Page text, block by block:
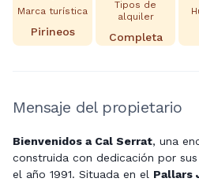
Marca turística
Pirineos
Tipos de
alquiler
Completa
Mensaje del propietario
Bienvenidos a Cal Serrat, una
construida con dedicación por
el año 1991. Situada en el Pallars